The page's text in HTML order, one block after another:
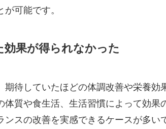
可能です。
効果が得られなかった
期待していたほどの体調改善や栄養効
体質や食生活、生活習慣によって効果
ンスの改善を実感できるケースが多